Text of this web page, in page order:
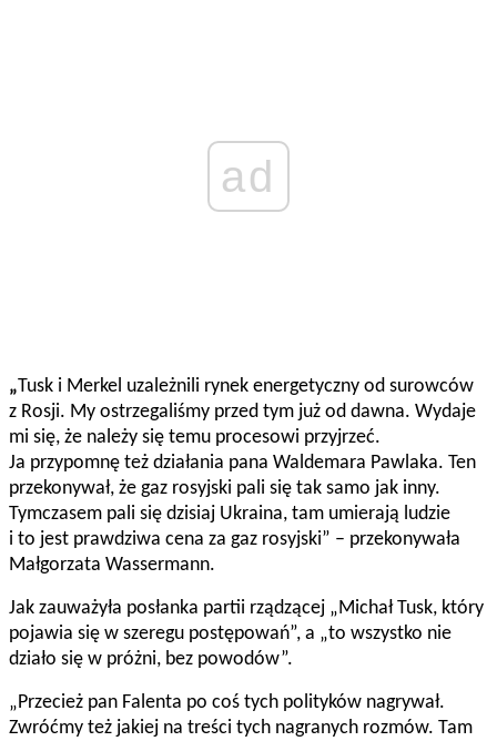
ad
„Tusk i Merkel uzależnili rynek energetyczny od surowców
z Rosji. My ostrzegaliśmy przed tym już od dawna. Wydaje
mi się, że należy się temu procesowi przyjrzeć.
Ja przypomnę też działania pana Waldemara Pawlaka. Ten
przekonywał, że gaz rosyjski pali się tak samo jak inny.
Tymczasem pali się dzisiaj Ukraina, tam umierają ludzie
i to jest prawdziwa cena za gaz rosyjski” – przekonywała
Małgorzata Wassermann.
Jak zauważyła posłanka partii rządzącej „Michał Tusk, który
pojawia się w szeregu postępowań”, a „to wszystko nie
działo się w próżni, bez powodów”.
„Przecież pan Falenta po coś tych polityków nagrywał.
Zwróćmy też jakiej na treści tych nagranych rozmów. Tam